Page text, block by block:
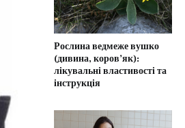
Рослина ведмеже вушко
(дивина, коров’як):
лікувальні властивості та
інструкція